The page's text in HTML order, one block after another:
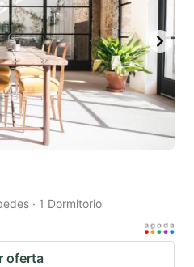
· 1 Dormitorio
oferta